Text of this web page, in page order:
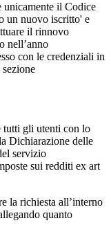
il Codice
un nuovo iscritto' e
il rinnovo
nell’anno
con le credenziali in
tutti gli utenti con lo
Dichiarazione delle
servizio
sui redditi ex art
la richiesta all’interno
quanto